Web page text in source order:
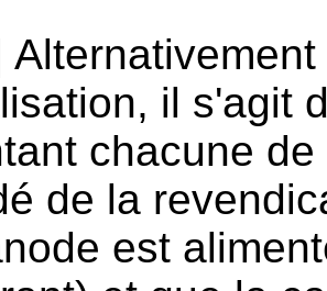
il s'agit
chacune
de la
est